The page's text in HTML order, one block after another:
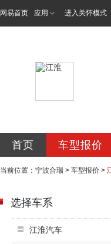
网易首页 应用 进入关怀模式
首页 车型报价
当前位置： 宁波合瑞 > 车型报价 >
选择车系
江淮汽车